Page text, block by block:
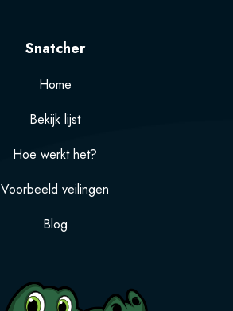
Snatcher
Home
Bekijk lijst
Hoe werkt het?
Voorbeeld veilingen
Blog